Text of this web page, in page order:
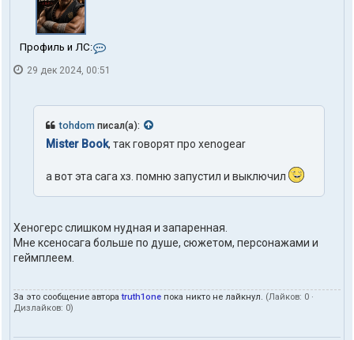
Профиль и ЛС:
н
к
т
п
л
з
в
а
т
t
t
29 дек 2024, 00:51
tohdom писал(а):
Mister Book, так говорят про xenogear
а вот эта сага хз. помню запустил и выключил
Хеногерс слишком нудная и запаренная.
Мне ксеносага больше по душе, сюжетом, персонажами и
геймплеем.
За это сообщение автораtruth1one пока никто не лайкнул. (Лайков: 0 ·
Дизлайков: 0)